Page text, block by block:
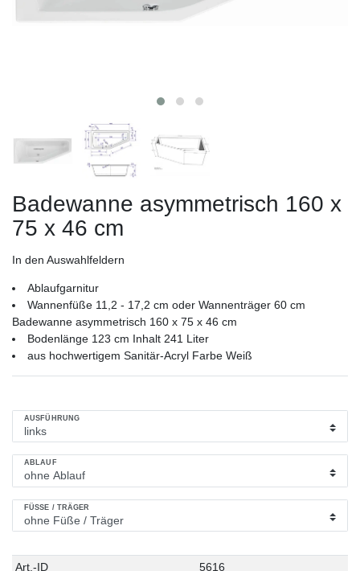
Badewanne asymmetrisch 160 x
75 x 46 cm
In den Auswahlfeldern
Ablaufgarnitur
Wannenfüße 11,2 - 17,2 cm oder Wannenträger 60 cm
Badewanne asymmetrisch 160 x 75 x 46 cm
Bodenlänge 123 cm Inhalt 241 Liter
aus hochwertigem Sanitär-Acryl Farbe Weiß
AUSFÜHRUNG
ABLAUF
FÜSSE / TRÄGER
Technisches
Wert
Art.-ID 5616